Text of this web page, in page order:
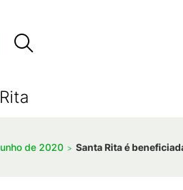
de 2020 Santa Rita é